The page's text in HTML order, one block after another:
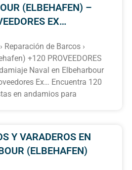
(ELBEHAFEN) –
EX…
Reparación de Barcos ›
+120 PROVEEDORES
Naval en Elbeharbour
Ex… Encuentra 120
en andamios para
Y VARADEROS EN
(ELBEHAFEN)